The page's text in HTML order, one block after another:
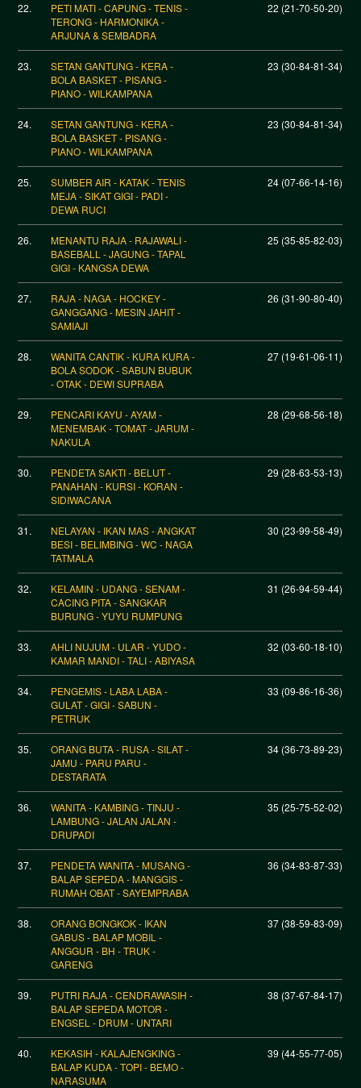
22.
PETI MATI - CAPUNG - TENIS -
TERONG - HARMONIKA -
ARJUNA & SEMBADRA
22 (21-70-50-20)
23.
SETAN GANTUNG - KERA -
BOLA BASKET - PISANG -
PIANO - WILKAMPANA
23 (30-84-81-34)
24.
SETAN GANTUNG - KERA -
BOLA BASKET - PISANG -
PIANO - WILKAMPANA
23 (30-84-81-34)
25.
SUMBER AIR - KATAK - TENIS
MEJA - SIKAT GIGI - PADI -
DEWA RUCI
24 (07-66-14-16)
26.
MENANTU RAJA - RAJAWALI -
BASEBALL - JAGUNG - TAPAL
GIGI - KANGSA DEWA
25 (35-85-82-03)
27.
RAJA - NAGA - HOCKEY -
GANGGANG - MESIN JAHIT -
SAMIAJI
26 (31-90-80-40)
28.
WANITA CANTIK - KURA KURA -
BOLA SODOK - SABUN BUBUK
- OTAK - DEWI SUPRABA
27 (19-61-06-11)
29.
PENCARI KAYU - AYAM -
MENEMBAK - TOMAT - JARUM -
NAKULA
28 (29-68-56-18)
30.
PENDETA SAKTI - BELUT -
PANAHAN - KURSI - KORAN -
SIDIWACANA
29 (28-63-53-13)
31.
NELAYAN - IKAN MAS - ANGKAT
BESI - BELIMBING - WC - NAGA
TATMALA
30 (23-99-58-49)
32.
KELAMIN - UDANG - SENAM -
CACING PITA - SANGKAR
BURUNG - YUYU RUMPUNG
31 (26-94-59-44)
33.
AHLI NUJUM - ULAR - YUDO -
KAMAR MANDI - TALI - ABIYASA
32 (03-60-18-10)
34.
PENGEMIS - LABA LABA -
GULAT - GIGI - SABUN -
PETRUK
33 (09-86-16-36)
35.
ORANG BUTA - RUSA - SILAT -
JAMU - PARU PARU -
DESTARATA
34 (36-73-89-23)
36.
WANITA - KAMBING - TINJU -
LAMBUNG - JALAN JALAN -
DRUPADI
35 (25-75-52-02)
37.
PENDETA WANITA - MUSANG -
BALAP SEPEDA - MANGGIS -
RUMAH OBAT - SAYEMPRABA
36 (34-83-87-33)
38.
ORANG BONGKOK - IKAN
GABUS - BALAP MOBIL -
ANGGUR - BH - TRUK -
GARENG
37 (38-59-83-09)
39.
PUTRI RAJA - CENDRAWASIH -
BALAP SEPEDA MOTOR -
ENGSEL - DRUM - UNTARI
38 (37-67-84-17)
40.
KEKASIH - KALAJENGKING -
BALAP KUDA - TOPI - BEMO -
NARASUMA
39 (44-55-77-05)